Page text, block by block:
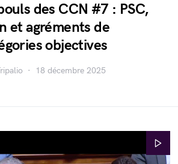
des CCN #7 : PSC,
et agréments de
objectives
18 décembre 2025